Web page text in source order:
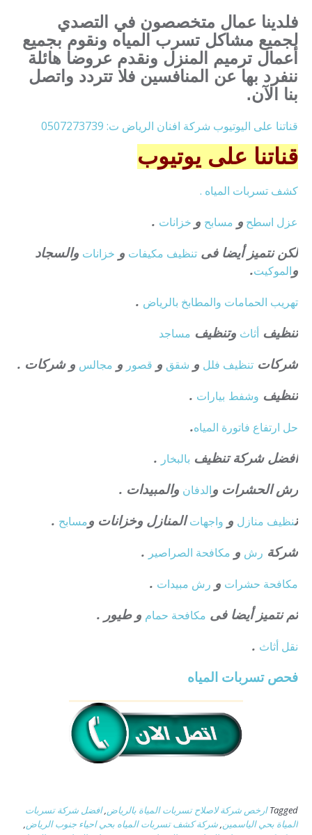
فلدينا عمال متخصصون في التصدي
لجميع مشاكل تسرب المياه ونقوم بجميع
أعمال ترميم المنزل ونقدم عروضا هائلة
ننفرد بها عن المنافسين فلا تتردد واتصل
بنا الآن.
قناتنا على اليوتيوب شركة افنان الرياض ت: 0507273739
قناتنا على يوتيوب
كشف تسربات المياه .
عزل اسطح و مسابح و خزانات .
لكن نتميز أيضا فى تنظيف مكيفات و خزانات والسجاد
والموكيت.
تهريب الحمامات والمطابخ بالرياض .
تنظيف أثاث وتنظيف مساجد
شركات تنظيف فلل و شقق و قصور و مجالس و شركات .
تنظيف وشفط بيارات .
حل ارتفاع فاتورة المياه.
افضل شركة تنظيف بالبخار .
رش الحشرات والدفان والمبيدات .
تنظيف منازل و واجهاتالمنازل وخزانات ومسابح .
شركة رش و مكافحة الصراصير .
مكافحة حشرات و رش مبيدات .
ثم نتميز أيضا فى مكافحة حمام و طيور .
نقل أثاث .
فحص تسربات المياه
Tagged ارخص شركة لاصلاح تسربات المياة بالرياض ,افضل شركة تسربات
المياة بحي الياسمين شركة كشف تسربات المياه بحي احياء جنوب الرياض